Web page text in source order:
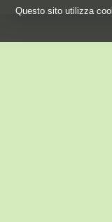
Questo sito utilizza